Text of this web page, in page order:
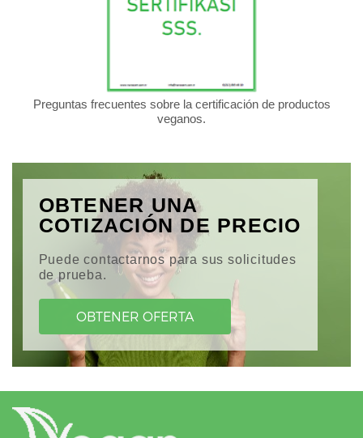
Preguntas frecuentes sobre la certificación de productos
veganos.
OBTENER UNA
COTIZACIÓN DE PRECIO
Puede contactarnos para sus solicitudes
de prueba.
OBTENER OFERTA